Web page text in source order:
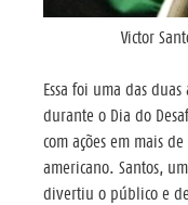
Victor
Essa foi uma das
durante o Dia do
com ações em mais
americano. Santos,
divertiu o público e